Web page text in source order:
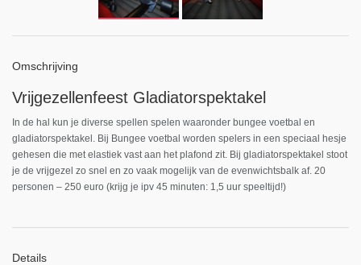
Omschrijving
Vrijgezellenfeest Gladiatorspektakel
In de hal kun je diverse spellen spelen waaronder bungee voetbal en
gladiatorspektakel. Bij Bungee voetbal worden spelers in een speciaal hesje
gehesen die met elastiek vast aan het plafond zit. Bij gladiatorspektakel stoot
je de vrijgezel zo snel en zo vaak mogelijk van de evenwichtsbalk af. 20
personen – 250 euro (krijg je ipv 45 minuten: 1,5 uur speeltijd!)
Details